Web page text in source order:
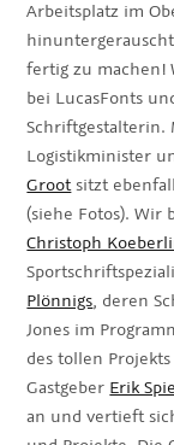
Arbeitsplatz im
fertig zu machen!
bei LucasFonts
Schriftgestalterin.
Logistikminister
Grootsitzt
(siehe Fotos). Wir
Christoph
Plönnigs, deren
Jones im
des tollen
Gastgeber Erik
an und vertieft